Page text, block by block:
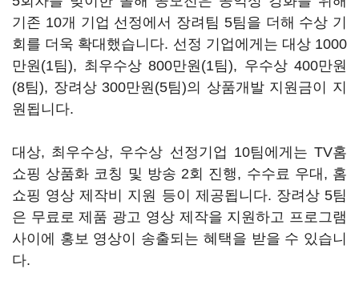
기존 10개 기업 선정에서 장려팀 5팀을 더해 수상 기
회를 더욱 확대했습니다. 선정 기업에게는 대상 1000
만원(1팀), 최우수상 800만원(1팀), 우수상 400만원
(8팀), 장려상 300만원(5팀)의 상품개발 지원금이 지
원됩니다.
대상, 최우수상, 우수상 선정기업 10팀에게는 TV홈
쇼핑 상품화 코칭 및 방송 2회 진행, 수수료 우대, 홈
쇼핑 영상 제작비 지원 등이 제공됩니다. 장려상 5팀
은 무료로 제품 광고 영상 제작을 지원하고 프로그램
사이에 홍보 영상이 송출되는 혜택을 받을 수 있습니
다.